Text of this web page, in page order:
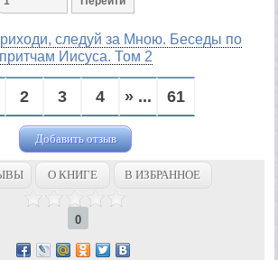
следуй за Мною. Беседы по
притчам Иисуса. Том 2
2 3 4 » ... 61
Добавить отзыв
О КНИГЕ В ИЗБРАННОЕ
0